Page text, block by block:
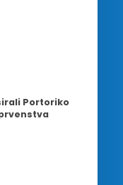
Portoriko